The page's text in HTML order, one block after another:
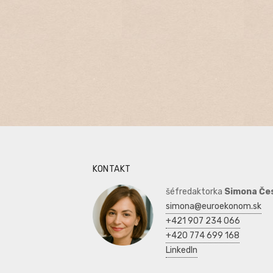
KONTAKT
šéfredaktorka Simona
simona@euroekonom.sk
+421 907 234 066
+420 774 699 168
LinkedIn